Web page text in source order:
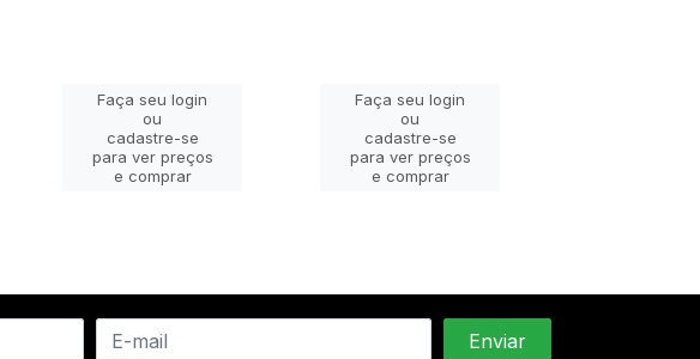
Faça seu login
ou
cadastre-se
para ver preços
e comprar
Faça seu login
ou
cadastre-se
para ver preços
e comprar